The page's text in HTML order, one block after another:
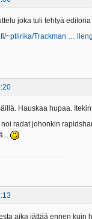
joka tuli tehtyä
~ptiirika/Trackman …
Hauskaa hupaa.
radat johonkin
aika jättää ennen kuin